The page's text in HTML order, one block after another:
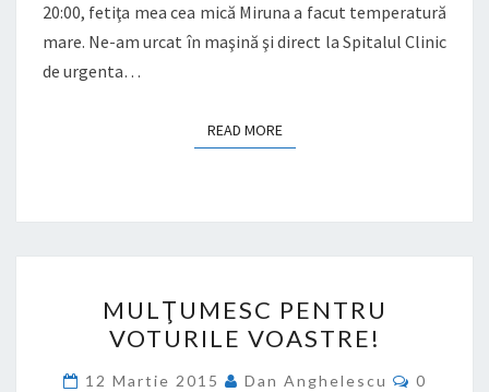
20:00, fetiţa mea cea mică Miruna a facut temperatură
mare. Ne-am urcat în maşină şi direct la Spitalul Clinic
de urgenta…
READ MOREREAD MORE
PENTRU
VOTURILE
VOASTRE!
MULŢUMESC PENTRU
VOTURILE VOASTRE!
12 Martie 2015 Dan Anghelescu
0